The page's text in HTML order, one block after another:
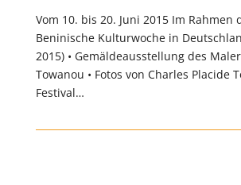
Vom 10. bis 20. Juni 2015 Im Rahmen
Beninische Kulturwoche in
2015) • Gemäldeausstellung des
Towanou • Fotos von Charles Placide
Festival…